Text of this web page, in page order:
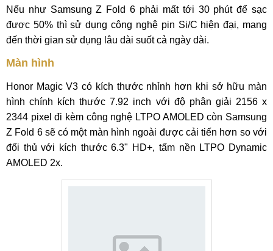
Nếu như Samsung Z Fold 6 phải mất tới 30 phút để sạc
được 50% thì sử dụng công nghệ pin Si/C hiện đại, mang
đến thời gian sử dụng lâu dài suốt cả ngày dài.
Màn hình
Honor Magic V3 có kích thước nhỉnh hơn khi sở hữu màn
hình chính kích thước 7.92 inch với độ phân giải 2156 x
2344 pixel đi kèm công nghệ LTPO AMOLED còn Samsung
Z Fold 6 sẽ có một màn hình ngoài được cải tiến hơn so với
đối thủ với kích thước 6.3" HD+, tấm nền LTPO Dynamic
AMOLED 2x.